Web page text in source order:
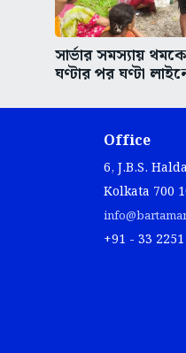
সার্ভার সমস্যায়
ঘণ্টার পর ঘণ্টা
Office
6, J.B.S.
Kolkata 700
+91 - 33